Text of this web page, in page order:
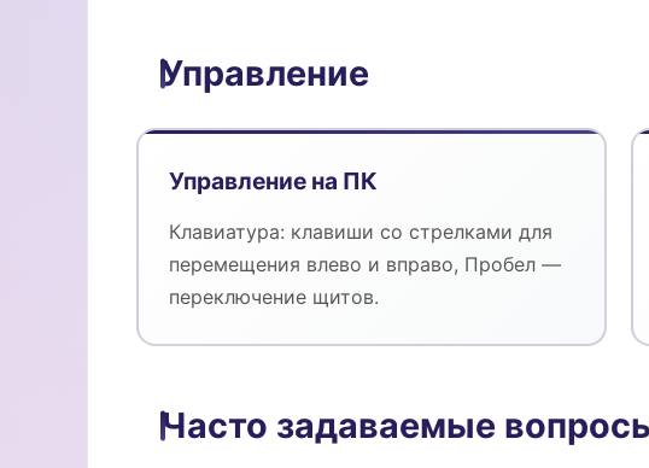
Управление
Управление на ПК
Клавиатура: клавиши со стрелками для
перемещения влево и вправо, Пробел —
переключение щитов.
Часто задаваемые